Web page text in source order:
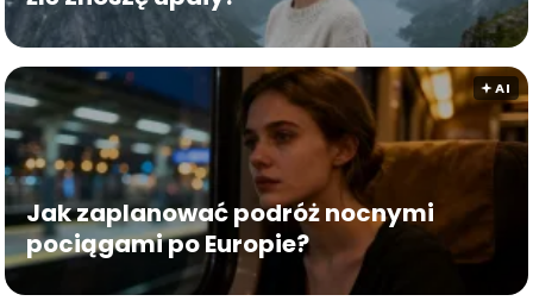
🟅 AI
Jak zaplanować podróż nocnymi
pociągami po Europie?